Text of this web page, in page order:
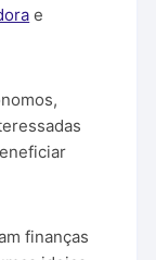
e
finanças